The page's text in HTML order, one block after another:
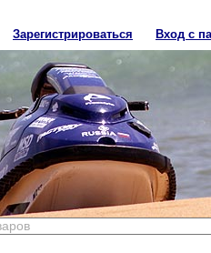
Зарегистрироваться Вход с